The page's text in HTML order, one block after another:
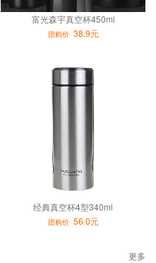
富光森宇真空杯450ml
团购价38.9元
经典真空杯4型340ml
团购价56.0元
更多